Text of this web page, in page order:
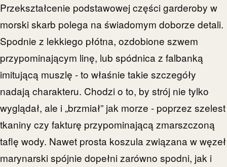
Przekształcenie podstawowej części garderoby w
morski skarb polega na świadomym doborze detali.
Spodnie z lekkiego płótna, ozdobione szwem
przypominającym linę, lub spódnica z falbanką
imitującą muszlę - to właśnie takie szczegóły
nadają charakteru. Chodzi o to, by strój nie tylko
wyglądał, ale i „brzmiał” jak morze - poprzez szelest
tkaniny czy fakturę przypominającą zmarszczoną
taflę wody. Nawet prosta koszula związana w węzeł
marynarski spójnie dopełni zarówno spodni, jak i